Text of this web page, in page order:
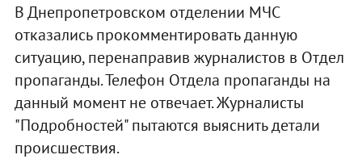
В Днепропетровском отделении МЧС
отказались прокомментировать данную
ситуацию, перенаправив журналистов в Отдел
пропаганды. Телефон Отдела пропаганды на
данный момент не отвечает. Журналисты
"Подробностей" пытаются выяснить детали
происшествия.